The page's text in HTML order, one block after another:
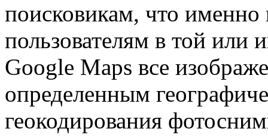
поисковикам, что именно
пользователям в той или
Google Maps все
определенным
геокодирования